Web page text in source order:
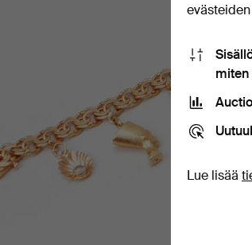
miten
Lue lisää